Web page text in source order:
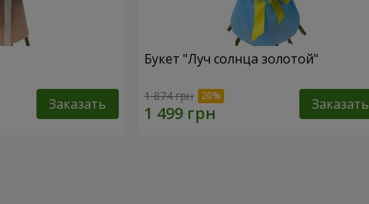
Заказать
Букет "Луч солнца золотой"
1 874 грн Заказать